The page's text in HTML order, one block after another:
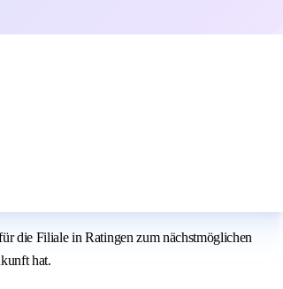
die Filiale in Ratingen zum nächstmöglichen
hat.